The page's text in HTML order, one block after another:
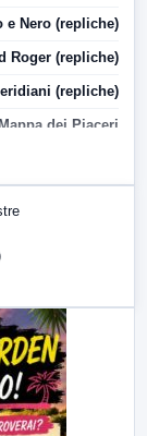
e Nero (repliche)
Roger (repliche)
(repliche)
dei Piaceri
LabNews (replica)